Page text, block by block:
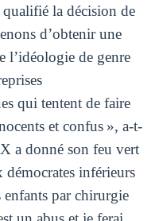
la décision de
d’obtenir une
l’idéologie de genre
qui tentent de faire
et confus », a-t-
a donné son feu vert
démocrates inférieurs
enfants par chirurgie